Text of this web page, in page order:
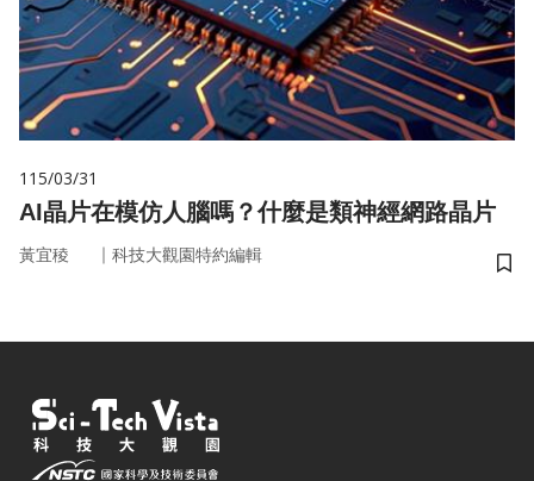
115/03/31
AI晶片在模仿人腦嗎？什麼是類神經網路晶片
黃宜稜 ｜ 科技大觀園特約編輯
儲